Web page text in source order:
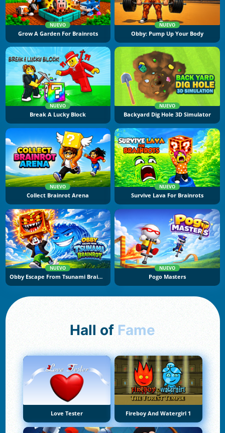
NUEVO
Grow A Garden For Brainrots
NUEVO
Obby: Pump Up Your Body
NUEVO
Break A Lucky Block
NUEVO
Backyard Dig Hole 3D Simulator
NUEVO
Collect Brainrot Arena
NUEVO
Survive Lava For Brainrots
NUEVO
Obby Escape From Tsunami Brainrot
NUEVO
Pogo Masters
Hall of Fame
Love Tester Fireboy And Watergirl 1